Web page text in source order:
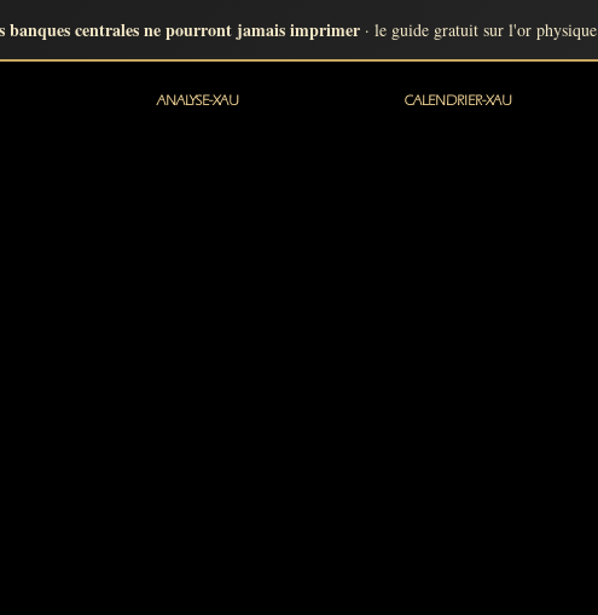
banques centrales ne pourront jamais imprimer · le guide gratuit sur l'or physique
ANALYSE-XAU CALENDRIER-XAU